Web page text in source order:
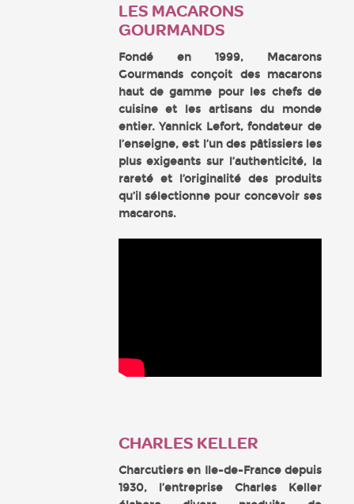
LES MACARONS
GOURMANDS
Fondé en 1999, Macarons
Gourmands conçoit des macarons
haut de gamme pour les chefs de
cuisine et les artisans du monde
entier. Yannick Lefort, fondateur de
l’enseigne, est l’un des pâtissiers les
plus exigeants sur l’authenticité, la
rareté et l’originalité des produits
qu’il sélectionne pour concevoir ses
macarons.
CHARLES KELLER
Charcutiers en Ile-de-France depuis
1930, l’entreprise Charles Keller